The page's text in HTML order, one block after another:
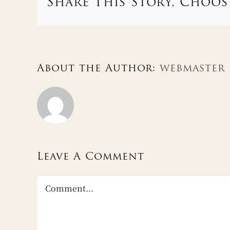
Share This Story,
About the Author: webmaster
Leave A Comment